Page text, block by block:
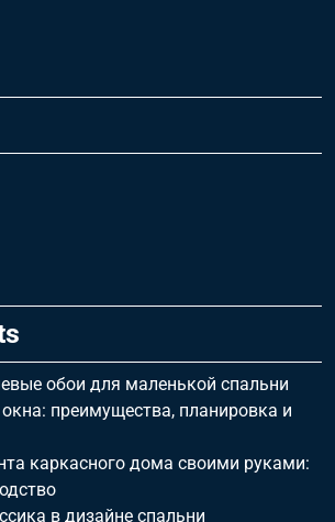
обои для маленькой спальни
преимущества, планировка и
каркасного дома своими руками:
в дизайне спальни